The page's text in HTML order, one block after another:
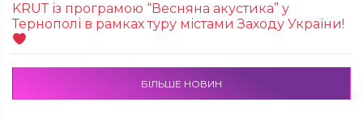
KRUТ із програмою “Весняна акустика” у
Тернополі в рамках туру містами Заходу України!
БІЛЬШЕ НОВИН